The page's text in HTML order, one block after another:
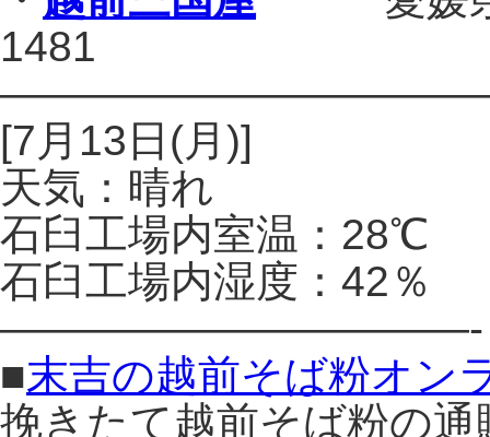
1481
[7月13日(月)]
天気：晴れ
石臼工場内室温：28℃
石臼工場内湿度：42％
———————————-
■末吉の越前そば粉オン
挽きたて越前そば粉の